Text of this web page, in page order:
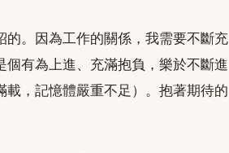
。因為工作的關係，我需要不斷充
有為上進、充滿抱負，樂於不斷進
，記憶體嚴重不足）。抱著期待的